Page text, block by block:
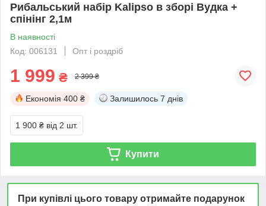
Рибальський набір Kalipso в зборі Вудка +
спінінг 2,1м
В наявності
Код: 006131
Опт і роздріб
1 999 ₴ 2 399 ₴
Економія 400 ₴ Залишилось 7 днів
1 900 ₴ від 2 шт.
Купити
При купівлі цього товару отримайте подарунок